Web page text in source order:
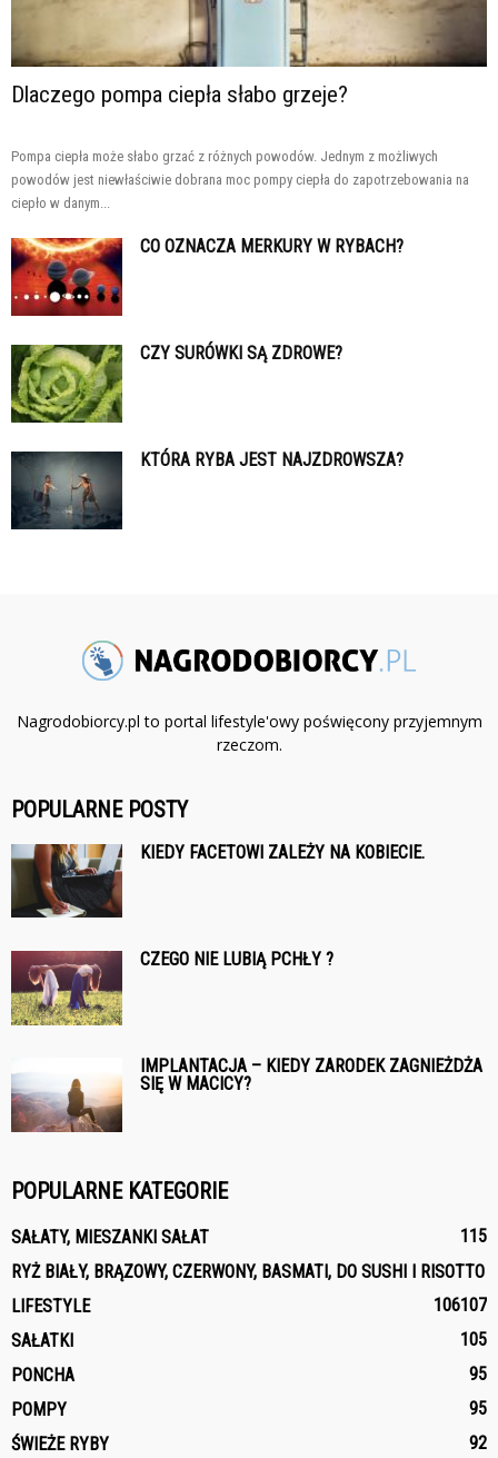
Dlaczego pompa ciepła słabo grzeje?
Pompa ciepła może słabo grzać z różnych powodów. Jednym z możliwych
powodów jest niewłaściwie dobrana moc pompy ciepła do zapotrzebowania na
ciepło w danym...
CO OZNACZA MERKURY W RYBACH?
CZY SURÓWKI SĄ ZDROWE?
KTÓRA RYBA JEST NAJZDROWSZA?
Nagrodobiorcy.pl to portal lifestyle'owy poświęcony przyjemnym
rzeczom.
POPULARNE POSTY
KIEDY FACETOWI ZALEŻY NA KOBIECIE.
CZEGO NIE LUBIĄ PCHŁY ?
IMPLANTACJA – KIEDY ZARODEK ZAGNIEŻDŻA
SIĘ W MACICY?
POPULARNE KATEGORIE
SAŁATY, MIESZANKI SAŁAT
115
RYŻ BIAŁY, BRĄZOWY, CZERWONY, BASMATI, DO SUSHI I RISOTTO
107
LIFESTYLE
106
SAŁATKI
105
PONCHA
95
POMPY
95
ŚWIEŻE RYBY
92